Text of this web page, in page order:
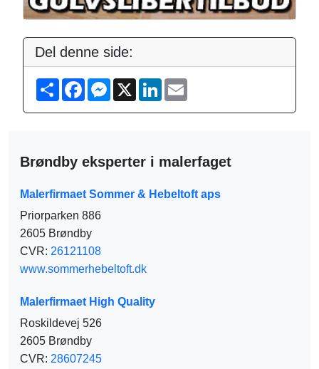
Del denne side:
S
h
F
k
M
e
X
L
n
Brøndby eksperter i malerfaget
Malerfirmaet Sommer & Hebeltoft aps
Priorparken 886
2605 Brøndby
CVR: 26121108
www.sommerhebeltoft.dk
Malerfirmaet High Quality
Roskildevej 526
2605 Brøndby
CVR: 28607245